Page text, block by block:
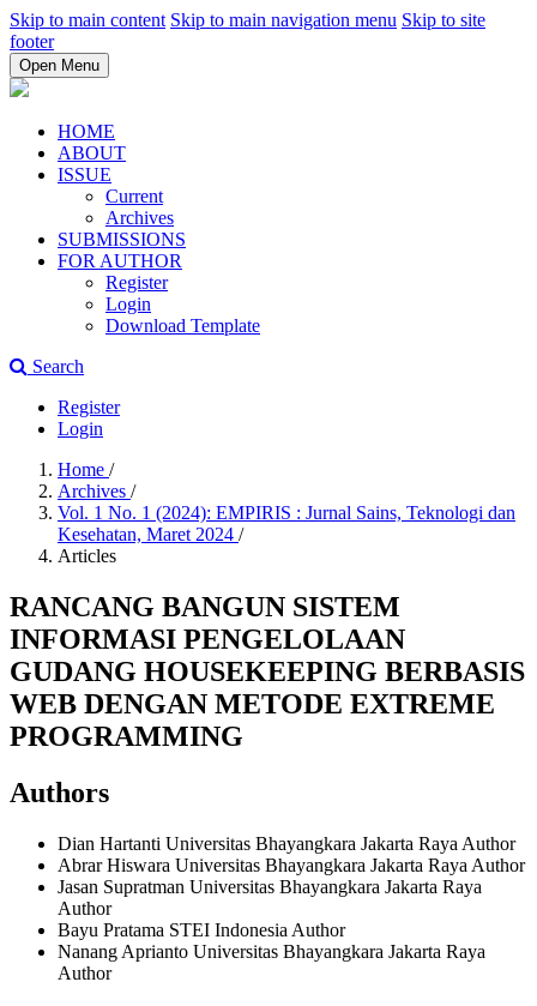
Skip to main content Skip to main navigation menu Skip to site
footer
Open Menu
HOME
ABOUT
ISSUE
Current
Archives
SUBMISSIONS
FOR AUTHOR
Register
Login
Download Template
Search
Register
Login
Home /
Archives /
Vol. 1 No. 1 (2024): EMPIRIS : Jurnal Sains, Teknologi dan
Kesehatan, Maret 2024 /
Articles
RANCANG BANGUN SISTEM
INFORMASI PENGELOLAAN
GUDANG HOUSEKEEPING BERBASIS
WEB DENGAN METODE EXTREME
PROGRAMMING
Authors
Dian Hartanti Universitas Bhayangkara Jakarta Raya Author
Abrar Hiswara Universitas Bhayangkara Jakarta Raya Author
Jasan Supratman Universitas Bhayangkara Jakarta Raya
Author
Bayu Pratama STEI Indonesia Author
Nanang Aprianto Universitas Bhayangkara Jakarta Raya
Author